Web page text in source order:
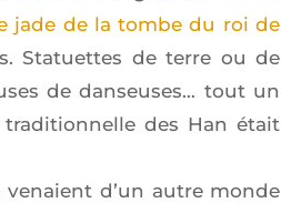
jade de la tombe du roi de
Sta­tuettes de terre ou de
de dan­seuses… tout un
des Han était
d’un autre monde